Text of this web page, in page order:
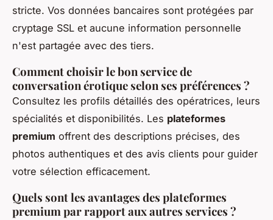
stricte. Vos données bancaires sont protégées par
cryptage SSL et aucune information personnelle
n'est partagée avec des tiers.
Comment choisir le bon service de
conversation érotique selon ses préférences ?
Consultez les profils détaillés des opératrices, leurs
spécialités et disponibilités. Les plateformes
premium offrent des descriptions précises, des
photos authentiques et des avis clients pour guider
votre sélection efficacement.
Quels sont les avantages des plateformes
premium par rapport aux autres services ?